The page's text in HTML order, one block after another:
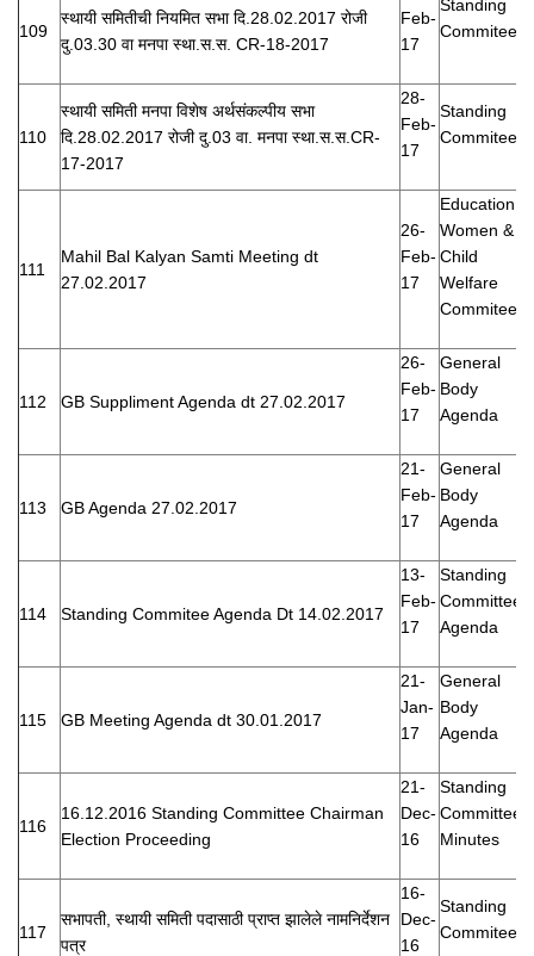
109
स्थायी समितीची नियमित सभा दि.28.02.2017 रोजी
दु.03.30 वा मनपा स्था.स.स. CR-18-2017
Feb-
17
Standing
Commitee
110
स्थायी समिती मनपा विशेष अर्थसंकल्पीय सभा
दि.28.02.2017 रोजी दु.03 वा. मनपा स्था.स.स.CR-
17-2017
28-
Feb-
17
Standing
Commitee
111
Mahil Bal Kalyan Samti Meeting dt
27.02.2017
26-
Feb-
17
Education,
Women &
Child
Welfare
Commitee
112 GB Suppliment Agenda dt 27.02.2017
26-
Feb-
17
General
Body
Agenda
113 GB Agenda 27.02.2017
21-
Feb-
17
General
Body
Agenda
114 Standing Commitee Agenda Dt 14.02.2017
13-
Feb-
17
Standing
Committee
Agenda
115 GB Meeting Agenda dt 30.01.2017
21-
Jan-
17
General
Body
Agenda
116
16.12.2016 Standing Committee Chairman
Election Proceeding
21-
Dec-
16
Standing
Committee
Minutes
117
सभापती, स्थायी समिती पदासाठी प्राप्त झालेले नामनिर्देशन
पत्र
16-
Dec-
16
Standing
Commitee